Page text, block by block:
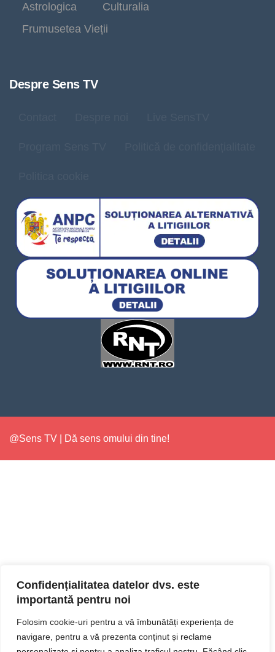
Confidențialitatea datelor dvs. este
importantă pentru noi
Folosim cookie-uri pentru a vă îmbunătăți experiența de
navigare, pentru a vă prezenta conținut și reclame
Astrologica
Culturalia
Frumusetea Vieții
Despre Sens TV
@Sens TV | Dă sens omului din tine!